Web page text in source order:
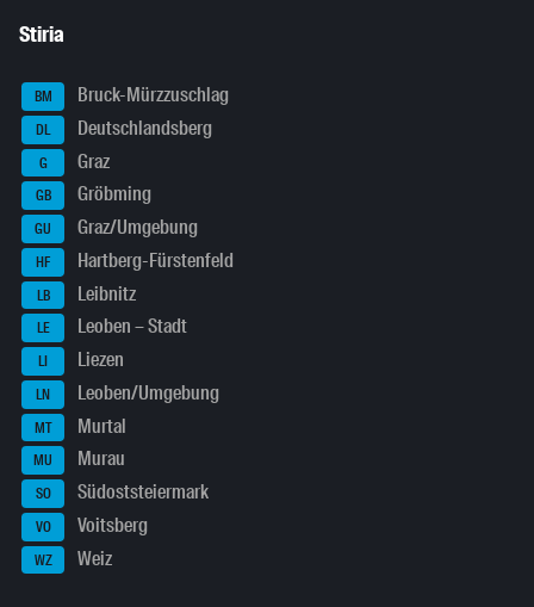
Stiria
BM Bruck-Mürzzuschlag
DL Deutschlandsberg
G Graz
GB Gröbming
GU Graz/Umgebung
HF Hartberg-Fürstenfeld
LB Leibnitz
LE Leoben – Stadt
LI Liezen
LN Leoben/Umgebung
MT Murtal
MU Murau
SO Südoststeiermark
VO Voitsberg
WZ Weiz